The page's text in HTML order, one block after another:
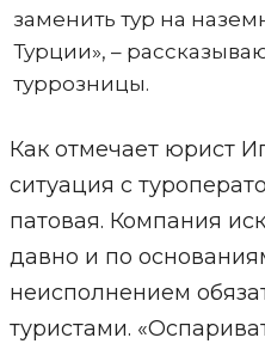
заменить тур на
Турции», –
туррозницы.
Как отмечает юрист
ситуация с
патовая. Компания
давно и по
неисполнением
туристами.